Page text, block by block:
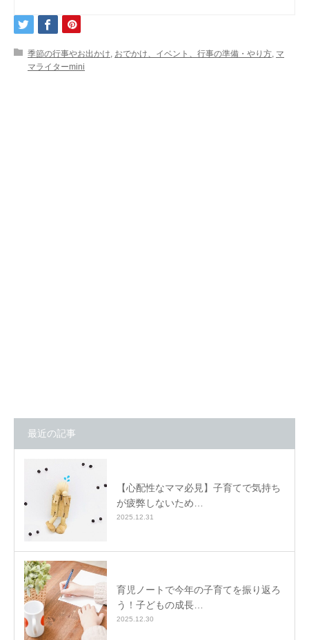
季節の行事やお出かけ, おでかけ、イベント、行事の準備・やり方, マ
マライターmini
最近の記事
【心配性なママ必見】子育てで気持ち
が疲弊しないため…
2025.12.31
育児ノートで今年の子育てを振り返ろ
う！子どもの成長…
2025.12.30